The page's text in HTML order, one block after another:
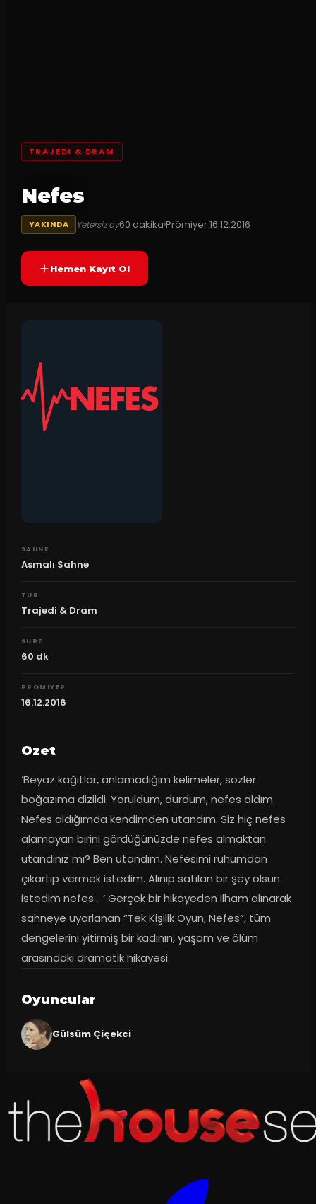
TRAJEDI & DRAM
Nefes
YAKINDA Yetersiz oy60 dakikaPrömiyer16.12.2016
Hemen Kayıt Ol
SAHNE
Asmalı Sahne
TUR
Trajedi & Dram
SURE
60 dk
PROMIYER
16.12.2016
Ozet
‘Beyaz kağıtlar, anlamadığım kelimeler, sözler
boğazıma dizildi. Yoruldum, durdum, nefes aldım.
Nefes aldığımda kendimden utandım. Siz hiç nefes
alamayan birini gördüğünüzde nefes almaktan
utandınız mı? Ben utandım. Nefesimi ruhumdan
çıkartıp vermek istedim. Alınıp satılan bir şey olsun
istedim nefes… ‘ Gerçek bir hikayeden ilham alınarak
sahneye uyarlanan “Tek Kişilik Oyun; Nefes”, tüm
dengelerini yitirmiş bir kadının, yaşam ve ölüm
arasındaki dramatik hikayesi.
Oyuncular
Gülsüm Çiçekci